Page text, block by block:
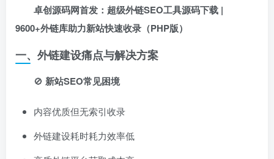
卓创源码网首发：超级外链SEO工具源码下载 |
9600+外链库助力新站快速收录（PHP版）​
一、外链建设痛点与解决方案
🚫 ​ 新站SEO常见困境
内容优质但无索引收录
外链建设耗时耗力效率低